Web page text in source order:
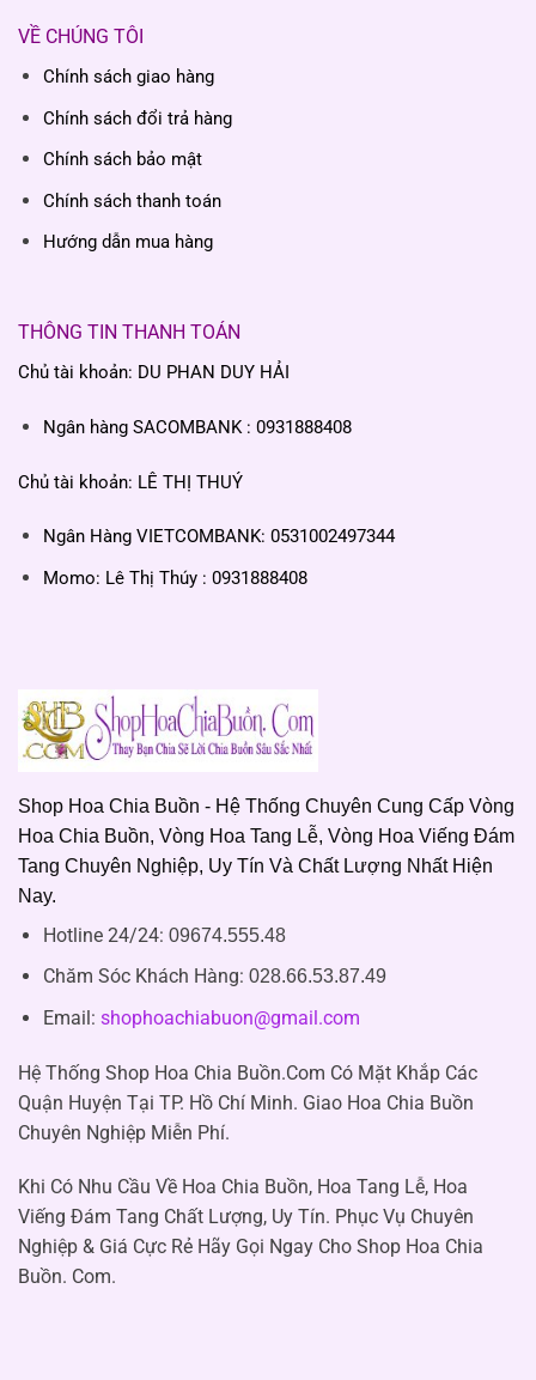
VỀ CHÚNG TÔI
Chính sách giao hàng
Chính sách đổi trả hàng
Chính sách bảo mật
Chính sách thanh toán
Hướng dẫn mua hàng
THÔNG TIN THANH TOÁN
Chủ tài khoản: DU PHAN DUY HẢI
Ngân hàng SACOMBANK : 0931888408
Chủ tài khoản: LÊ THỊ THUÝ
Ngân Hàng VIETCOMBANK: 0531002497344
Momo: Lê Thị Thúy : 0931888408
Shop Hoa Chia Buồn - Hệ Thống Chuyên Cung Cấp Vòng
Hoa Chia Buồn, Vòng Hoa Tang Lễ, Vòng Hoa Viếng Đám
Tang Chuyên Nghiệp, Uy Tín Và Chất Lượng Nhất Hiện
Nay.
Hotline 24/24: 09674.555.48
Chăm Sóc Khách Hàng: 028.66.53.87.49
Email: shophoachiabuon@gmail.com
Hệ Thống Shop Hoa Chia Buồn.Com Có Mặt Khắp Các
Quận Huyện Tại TP. Hồ Chí Minh. Giao Hoa Chia Buồn
Chuyên Nghiệp Miễn Phí.
Khi Có Nhu Cầu Về Hoa Chia Buồn, Hoa Tang Lễ, Hoa
Viếng Đám Tang Chất Lượng, Uy Tín. Phục Vụ Chuyên
Nghiệp & Giá Cực Rẻ Hãy Gọi Ngay Cho Shop Hoa Chia
Buồn. Com.